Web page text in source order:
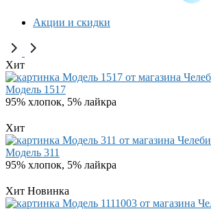
Акции и скидки
Хит
Модель 1517
95% хлопок, 5% лайкра
Хит
Модель 311
95% хлопок, 5% лайкра
Хит Новинка